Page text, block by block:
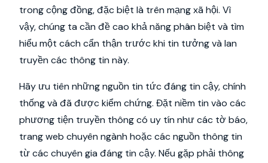
trong cộng đồng, đặc biệt là trên mạng xã hội. Vì
vậy, chúng ta cần đề cao khả năng phân biệt và tìm
hiểu một cách cẩn thận trước khi tin tưởng và lan
truyền các thông tin này.
Hãy ưu tiên những nguồn tin tức đáng tin cậy, chính
thống và đã được kiểm chứng. Đặt niềm tin vào các
phương tiện truyền thông có uy tín như các tờ báo,
trang web chuyên ngành hoặc các nguồn thông tin
từ các chuyên gia đáng tin cậy. Nếu gặp phải thông